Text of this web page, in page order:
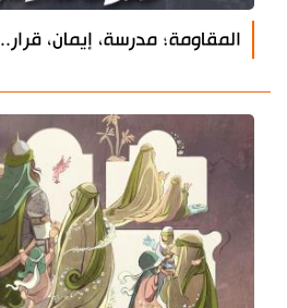
المقاومة؛ مدرسة، إيمان، قرار..